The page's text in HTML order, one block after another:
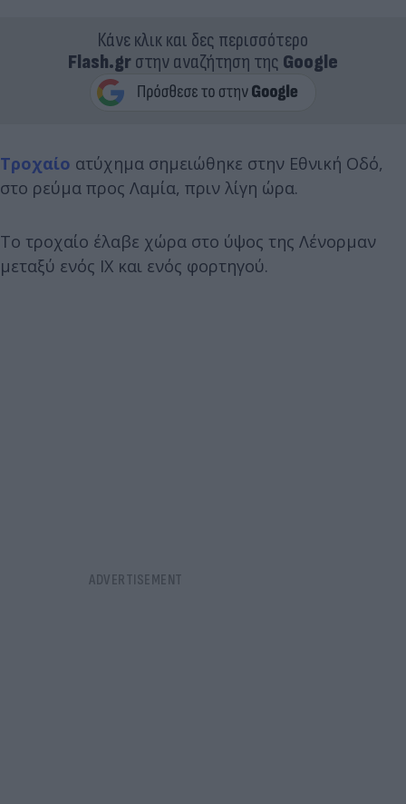
Κάνε κλικ και δες περισσότερο
Flash.grστην αναζήτηση της Google
Τροχαίο ατύχημα σημειώθηκε στην Εθνική Οδό,
στο ρεύμα προς Λαμία, πριν λίγη ώρα.
Το τροχαίο έλαβε χώρα στο ύψος της Λένορμαν
μεταξύ ενός ΙΧ και ενός φορτηγού.